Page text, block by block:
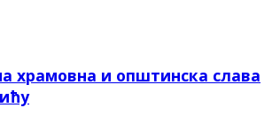
храмовна и општинска слава